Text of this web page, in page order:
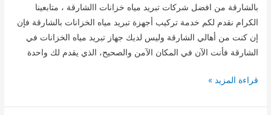
بالشارقة من افضل شركات تبريد مياه خزانات االشارقة ، متابعينا
الكرام نقدم لكم خدمة تركيب أجهزة تبريد مياه الخزانات بالشارقة فإن
إن كنت من أهالي الشارقة وليس لديك جهاز تبريد مياه الخزانات في
الشارقة فأنت الآن في المكان الآمن والصحيح، الذي يقدم لك واحدة
تبريد
الخزانات
قراءة المزيد »